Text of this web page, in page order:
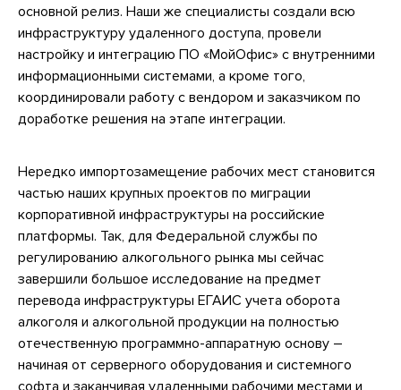
основной релиз. Наши же специалисты создали всю
инфраструктуру удаленного доступа, провели
настройку и интеграцию ПО «МойОфис» с внутренними
информационными системами, а кроме того,
координировали работу с вендором и заказчиком по
доработке решения на этапе интеграции.
Нередко импортозамещение рабочих мест становится
частью наших крупных проектов по миграции
корпоративной инфраструктуры на российские
платформы. Так, для Федеральной службы по
регулированию алкогольного рынка мы сейчас
завершили большое исследование на предмет
перевода инфраструктуры ЕГАИС учета оборота
алкоголя и алкогольной продукции на полностью
отечественную программно-аппаратную основу –
начиная от серверного оборудования и системного
софта и заканчивая удаленными рабочими местами и